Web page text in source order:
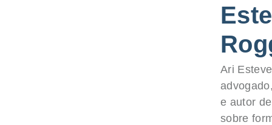
Ari
e autor
sobre